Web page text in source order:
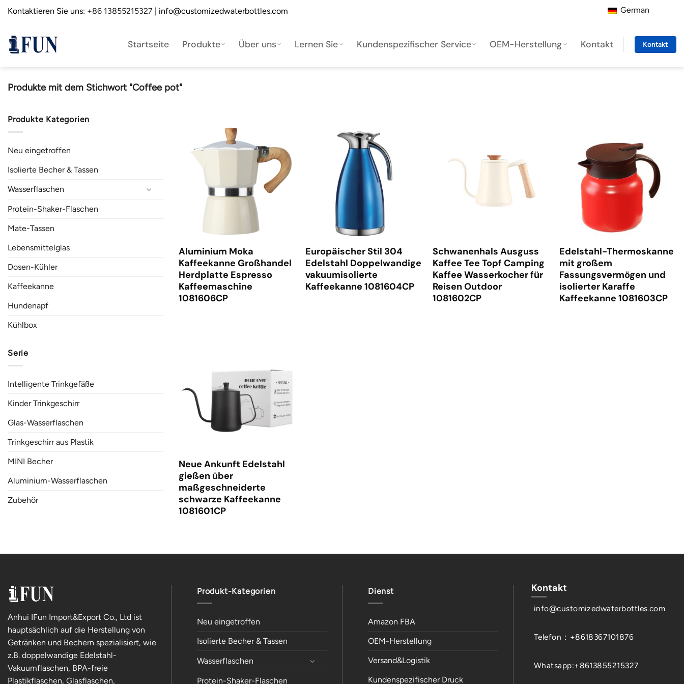
ZumKontaktieren Sie uns: +86 13855215327 | info@customizedwaterbottles.com German
Startseite Produkte Über uns Lernen Sie Kundenspezifischer Service OEM-Herstellung Kontakt Kontakt
Produkte mit dem Stichwort "Coffee pot"
Produkte Kategorien
Neu eingetroffen
Isolierte Becher & Tassen
Wasserflaschen
Protein-Shaker-Flaschen
Mate-Tassen
Lebensmittelglas
Dosen-Kühler
Kaffeekanne
Hundenapf
Kühlbox
Serie
Intelligente Trinkgefäße
Kinder Trinkgeschirr
Glas-Wasserflaschen
Trinkgeschirr aus Plastik
MINI Becher
Aluminium-Wasserflaschen
Zubehör
Aluminium Moka
Kaffeekanne Großhandel
Herdplatte Espresso
Kaffeemaschine
1081606CP
Europäischer Stil 304
Edelstahl Doppelwandige
vakuumisolierte
Kaffeekanne 1081604CP
Schwanenhals Ausguss
Kaffee Tee Topf Camping
Kaffee Wasserkocher für
Reisen Outdoor
1081602CP
Edelstahl-Thermoskanne
mit großem
Fassungsvermögen und
isolierter Karaffe
Kaffeekanne 1081603CP
Neue Ankunft Edelstahl
gießen über
maßgeschneiderte
schwarze Kaffeekanne
1081601CP
Anhui IFun Import&Export Co., Ltd ist
hauptsächlich auf die Herstellung von
Getränken und Bechern spezialisiert, wie
z.B. doppelwandige Edelstahl-
Vakuumflaschen, BPA-freie
Plastikflaschen, Glasflaschen,
Produkt-Kategorien
Neu eingetroffen
Isolierte Becher & Tassen
Wasserflaschen
Protein-Shaker-Flaschen
Dienst
Amazon FBA
OEM-Herstellung
Versand&Logistik
Kundenspezifischer Druck
Kontakt
info@customizedwaterbottles.com
Telefon：+8618367101876
Whatsapp:+8613855215327